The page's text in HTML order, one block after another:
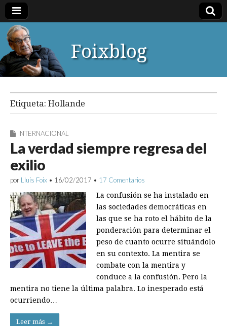
Foixblog
Etiqueta: Hollande
INTERNACIONAL
La verdad siempre regresa del
exilio
por Lluís Foix • 16/02/2017 • 17 Comentarios
La confusión se ha instalado en
las sociedades democráticas en
las que se ha roto el hábito de la
ponderación para determinar el
peso de cuanto ocurre situándolo
en su contexto. La mentira se
combate con la mentira y
conduce a la confusión. Pero la
mentira no tiene la última palabra. Lo inesperado está
ocurriendo…
Leer más →